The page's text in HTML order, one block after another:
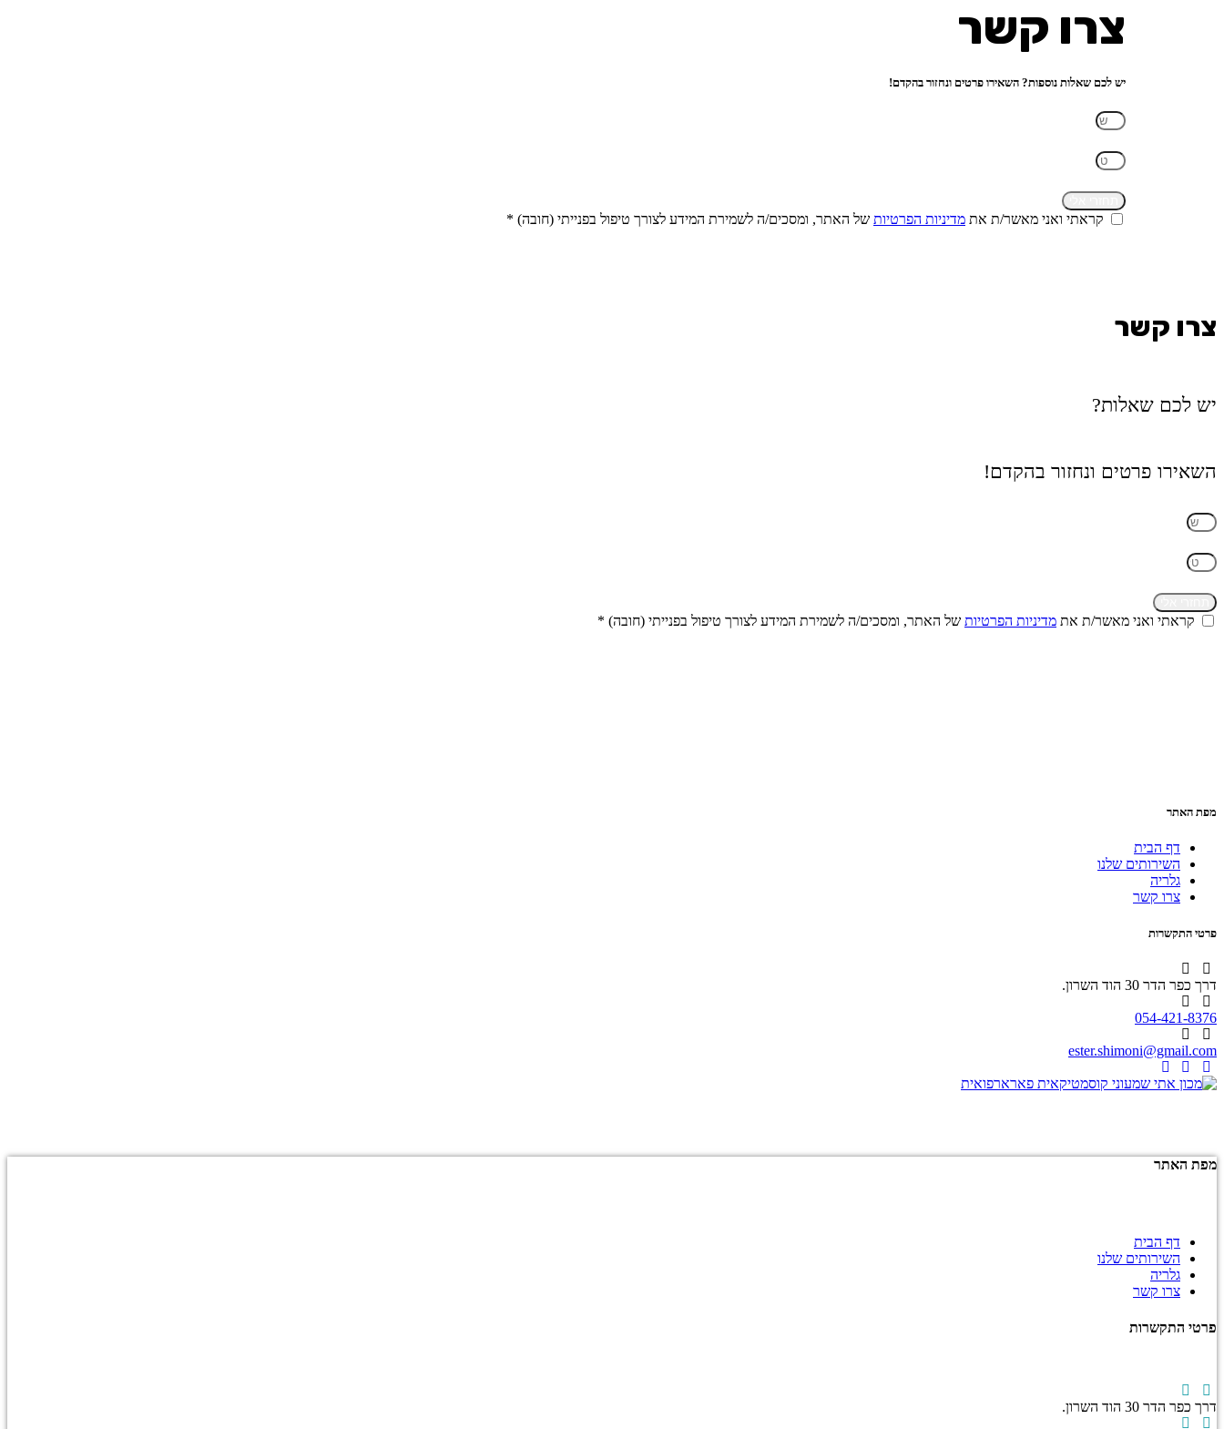
צרו קשר
יש לכם שאלות נוספות? השאירו פרטים ונחזור בהקדם!
קראתי ואני מאשר/ת את מדיניות הפרטיות של האתר, ומסכים/ה לשמירת המידע לצורך טיפול בפנייתי (חובה) *
צרו קשר
יש לכם שאלות?
השאירו פרטים ונחזור בהקדם!
קראתי ואני מאשר/ת את מדיניות הפרטיות של האתר, ומסכים/ה לשמירת המידע לצורך טיפול בפנייתי (חובה) *
מפת האתר
דף הבית
השירותים שלנו
גלריה
צרו קשר
פרטי התקשרות
דרך כפר הדר 30 הוד השרון.
054-421-8376
ester.shimoni@gmail.com
מפת האתר
דף הבית
השירותים שלנו
גלריה
צרו קשר
פרטי התקשרות
דרך כפר הדר 30 הוד השרון.